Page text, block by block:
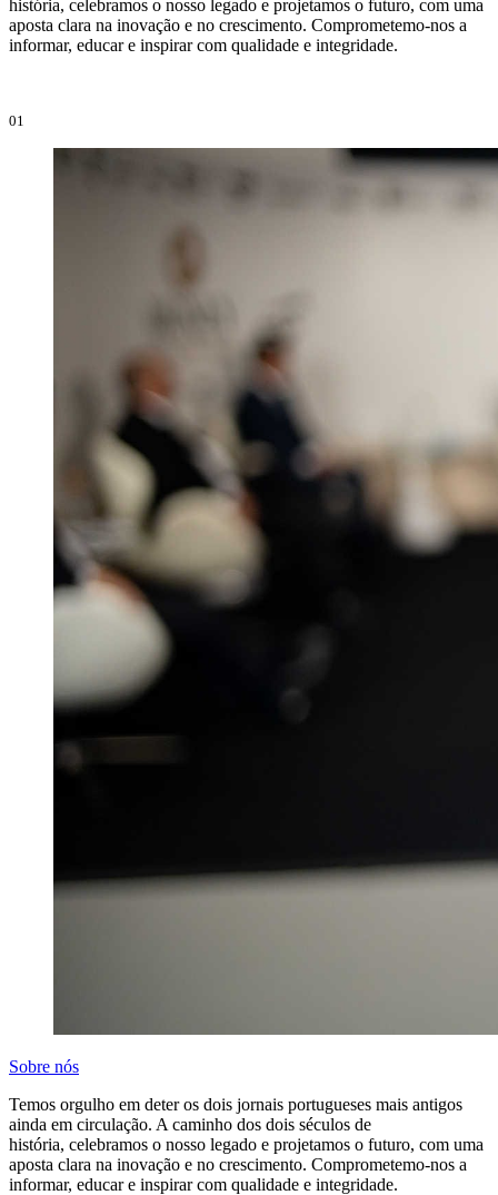
história, celebramos o nosso legado e projetamos o futuro, com uma
aposta clara na inovação e no crescimento. Comprometemo-nos a
informar, educar e inspirar com qualidade e integridade.
01
Sobre nós
Temos orgulho em deter os dois jornais portugueses mais antigos
ainda em circulação. A caminho dos dois séculos de
história, celebramos o nosso legado e projetamos o futuro, com uma
aposta clara na inovação e no crescimento. Comprometemo-nos a
informar, educar e inspirar com qualidade e integridade.